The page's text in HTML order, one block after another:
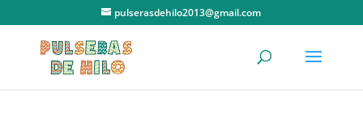
pulserasdehilo2013@gmail.com